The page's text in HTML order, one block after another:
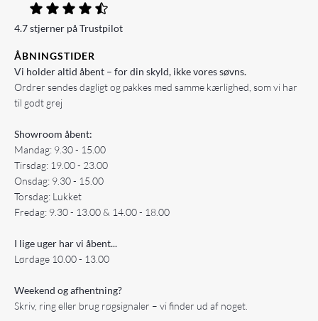
4.7 stjerner på Trustpilot
ÅBNINGSTIDER
Vi holder altid åbent – for din skyld, ikke vores søvns.
Ordrer sendes dagligt og pakkes med samme kærlighed, som vi har
til godt grej
Showroom åbent:
Mandag: 9.30 - 15.00
Tirsdag: 19.00 - 23.00
Onsdag: 9.30 - 15.00
Torsdag: Lukket
Fredag: 9.30 - 13.00 & 14.00 - 18.00
I lige uger har vi åbent...
Lørdage 10.00 - 13.00
Weekend og afhentning?
Skriv, ring eller brug røgsignaler – vi finder ud af noget.